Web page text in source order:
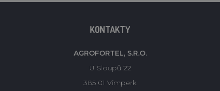
KONTAKTY
AGROFORTEL, S.R.O.
U Sloupů 22
385 01 Vimperk